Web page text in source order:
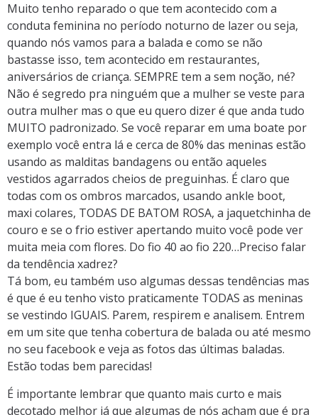
Muito tenho reparado o que tem acontecido com a
conduta feminina no período noturno de lazer ou seja,
quando nós vamos para a balada e como se não
bastasse isso, tem acontecido em restaurantes,
aniversários de criança. SEMPRE tem a sem noção, né?
Não é segredo pra ninguém que a mulher se veste para
outra mulher mas o que eu quero dizer é que anda tudo
MUITO padronizado. Se você reparar em uma boate por
exemplo você entra lá e cerca de 80% das meninas estão
usando as malditas bandagens ou então aqueles
vestidos agarrados cheios de preguinhas. É claro que
todas com os ombros marcados, usando ankle boot,
maxi colares, TODAS DE BATOM ROSA, a jaquetchinha de
couro e se o frio estiver apertando muito você pode ver
muita meia com flores. Do fio 40 ao fio 220…Preciso falar
da tendência xadrez?
Tá bom, eu também uso algumas dessas tendências mas
é que é eu tenho visto praticamente TODAS as meninas
se vestindo IGUAIS. Parem, respirem e analisem. Entrem
em um site que tenha cobertura de balada ou até mesmo
no seu facebook e veja as fotos das últimas baladas.
Estão todas bem parecidas!
É importante lembrar que quanto mais curto e mais
decotado melhor já que algumas de nós acham que é pra